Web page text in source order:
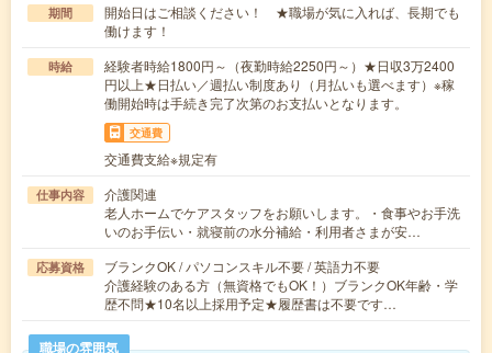
期間
開始日はご相談ください！ ★職場が気に入れば、長期でも
働けます！
時給
経験者時給1800円～（夜勤時給2250円～）★日収3万2400
円以上★日払い／週払い制度あり（月払いも選べます）※稼
働開始時は手続き完了次第のお支払いとなります。
交通費
交通費支給※規定有
仕事内容
介護関連
老人ホームでケアスタッフをお願いします。・食事やお手洗
いのお手伝い・就寝前の水分補給・利用者さまが安…
応募資格
ブランクOK / パソコンスキル不要 / 英語力不要
介護経験のある方（無資格でもOK！）ブランクOK年齢・学
歴不問★10名以上採用予定★履歴書は不要です…
職場の雰囲気